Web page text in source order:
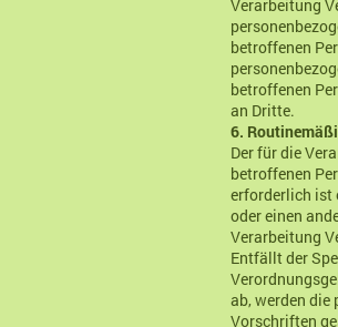
Verarbeitung
betroffenen
betroffenen
an Dritte.
6.
Der für die
betroffenen
erforderlich ist
oder einen
Verarbeitung
Entfällt der
ab, werden die
Vorschriften